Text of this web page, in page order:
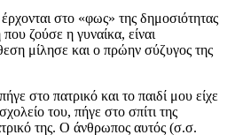
στο «φως» της δημοσιότητας
ζούσε η γυναίκα, είναι
μίλησε και ο πρώην σύζυγος της
στο πατρικό και το παιδί μου είχε
του, πήγε στο σπίτι της
της. Ο άνθρωπος αυτός (σ.σ.